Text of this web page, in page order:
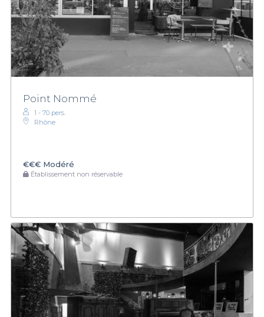
Point Nommé
1 - 70 pers.
Rhône
€€€ Modéré
Établissement non réservable